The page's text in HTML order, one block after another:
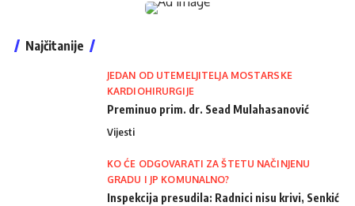
Najčitanije
JEDAN OD UTEMELJITELJA MOSTARSKE
KARDIOHIRURGIJE
Preminuo prim. dr. Sead Mulahasanović
Vijesti
KO ĆE ODGOVARATI ZA ŠTETU NAČINJENU
GRADU I JP KOMUNALNO?
Inspekcija presudila: Radnici nisu krivi, Senkić